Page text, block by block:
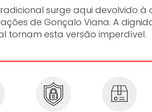
surge aqui devolvido
de Gonçalo Viana. A
tornam esta versão imperdível.